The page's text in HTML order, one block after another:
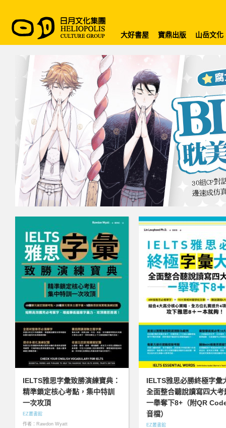
大好書屋 寶鼎出版 山岳文化
IELTS雅思字彙致勝演練寶典：
精準鎖定核心考點，集中特訓
一次攻頂
EZ叢書館
作者：Rawdon Wyatt
IELTS雅思必勝終極字彙
全面整合聽說讀寫四大考
一舉奪下8+（附QR
音檔）
EZ叢書館